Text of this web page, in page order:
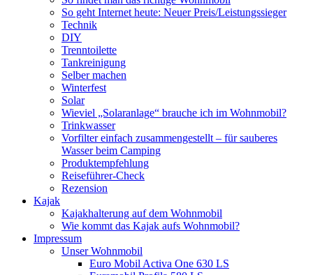
So geht Internet heute: Neuer Preis/Leistungssieger
Technik
DIY
Trenntoilette
Tankreinigung
Selber machen
Winterfest
Solar
Wieviel „Solaranlage“ brauche ich im Wohnmobil?
Trinkwasser
Vorfilter einfach zusammengestellt – für sauberes
Wasser beim Camping
Produktempfehlung
Reiseführer-Check
Rezension
Kajak
Kajakhalterung auf dem Wohnmobil
Wie kommt das Kajak aufs Wohnmobil?
Impressum
Unser Wohnmobil
Euro Mobil Activa One 630 LS